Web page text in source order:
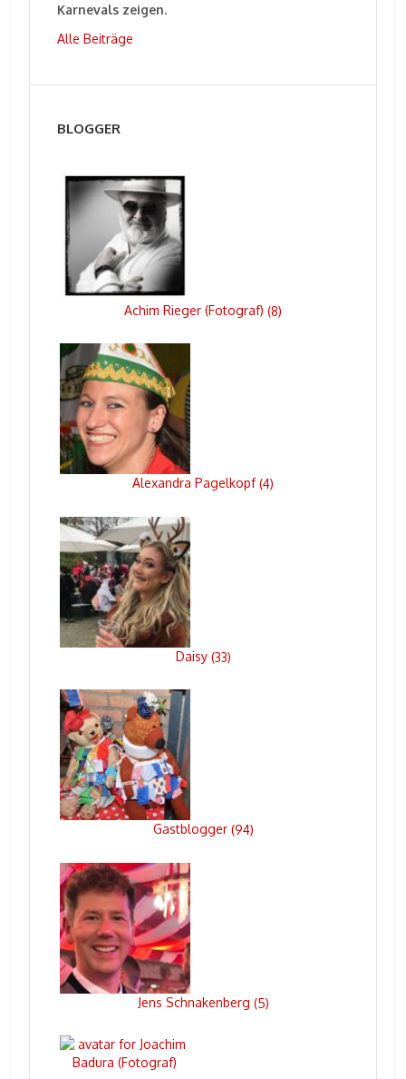
Karnevals zeigen.
Alle Beiträge
BLOGGER
Achim Rieger (Fotograf) (8)
Alexandra Pagelkopf(4)
Daisy (33)
Gastblogger (94)
Jens Schnakenberg (5)